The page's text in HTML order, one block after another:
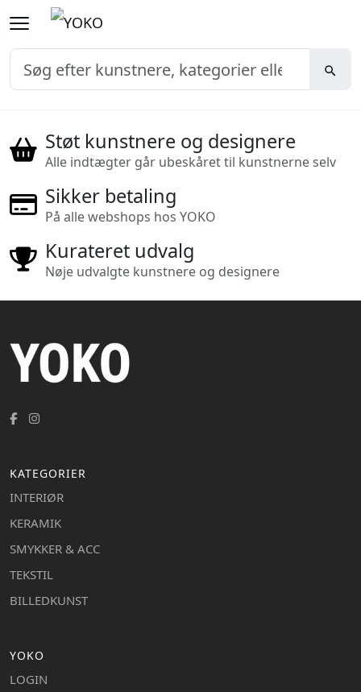
Støt kunstnere og designere
Alle indtægter går ubeskåret til kunstnerne selv
Sikker betaling
På alle webshops hos YOKO
Kurateret udvalg
Nøje udvalgte kunstnere og designere
KATEGORIER
INTERIØR
KERAMIK
SMYKKER & ACC
TEKSTIL
BILLEDKUNST
YOKO
LOGIN